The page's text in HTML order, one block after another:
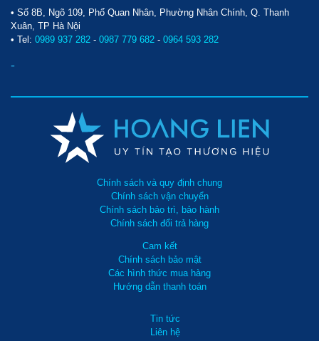
• Số 8B, Ngõ 109, Phố Quan Nhân, Phường Nhân Chính, Q. Thanh
Xuân, TP Hà Nội
• Tel: 0989 937 282 - 0987 779 682 - 0964 593 282
-
Chính sách và quy định chung
Chính sách vận chuyển
Chính sách bảo trì, bảo hành
Chính sách đổi trả hàng
Cam kết
Chính sách bảo mật
Các hình thức mua hàng
Hướng dẫn thanh toán
Tin tức
Liên hệ